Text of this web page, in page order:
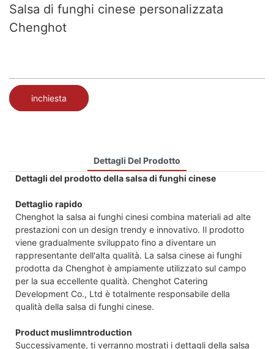
Salsa di funghi cinese personalizzata
Chenghot
inchiesta
Dettagli Del Prodotto
Dettagli del prodotto della salsa di funghi cinese
Dettaglio rapido
Chenghot la salsa ai funghi cinesi combina materiali ad alte
prestazioni con un design trendy e innovativo. Il prodotto
viene gradualmente sviluppato fino a diventare un
rappresentante dell'alta qualità. La salsa cinese ai funghi
prodotta da Chenghot è ampiamente utilizzato sul campo
per la sua eccellente qualità. Chenghot Catering
Development Co., Ltd è totalmente responsabile della
qualità della salsa di funghi cinese.
Product muslimntroduction
Successivamente, ti verranno mostrati i dettagli della salsa